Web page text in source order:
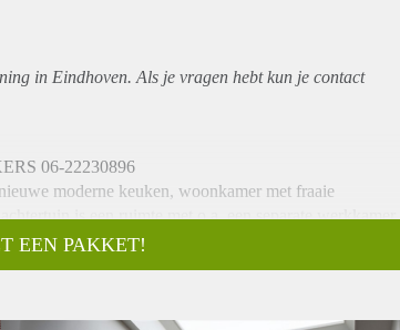
in Eindhoven. Als je vragen hebt kun je contact
06-22230896
moderne keuken, woonkamer met fraaie
is een ruimte met o.a. een separate werkkamer,
living room with beautiful parquet floor, bathroom
EEN PAKKET!